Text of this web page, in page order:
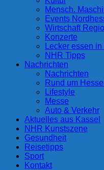
Mensch.
Events
Wirtschaft
Konzerte
Lecker essen
NHR Tipps
Nachrichten
Nachrichten
Rund um
Lifestyle
Messe
Auto & Verkehr
Aktuelles aus Kassel
NHR Kunstszene
Gesundheit
Reisetipps
Sport
Kontakt